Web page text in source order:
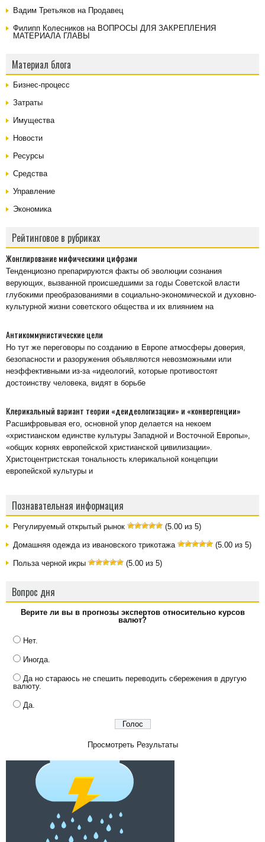
Вадим Третьяков на Продавец
Филипп Колесников на ВОПРОСЫ ДЛЯ ЗАКРЕПЛЕНИЯ
МАТЕРИАЛА ГЛАВЫ
Материал блога
Бизнес-процесс
Затраты
Имущества
Новости
Ресурсы
Средства
Управление
Экономика
Рейтинговое в рубриках
Жонглирование мифическими цифрами
Тенденциозно препарируются факты об эволюции сознания
верующих, вызванной происшедшими за годы Советской власти
глубокими преобразованиями в социально-экономической и духовно-
культурной жизни советского общества и их влиянием на
Антикоммунистические цели
Но тут же переговоры по созданию в Европе атмосферы доверия,
безопасности и разоружения объявляются невозможными или
неэффективными из-за «идеологий, которые противостоят
достоинству человека, видят в борьбе
Клерикальный вариант теории «деидеологизации» и «конвергенции»
Расшифровывая его, основной упор делается на некоем
«христианском единстве культуры Западной и Восточной Европы»,
«общих корнях европейской христианской цивилизации».
Христоцентристская тональность клерикальной концепции
европейской культуры и
Познавательная информация
Регулируемый открытый рынок (5.00 из 5)
Домашняя одежда из ивановского трикотажа (5.00 из 5)
Польза черной икры (5.00 из 5)
Вопрос дня
Верите ли вы в прогнозы экспертов относительно курсов
валют?
Нет.
Иногда.
Да но стараюсь не спешить переводить сбережения в другую
валюту.
Да.
Просмотреть Результаты